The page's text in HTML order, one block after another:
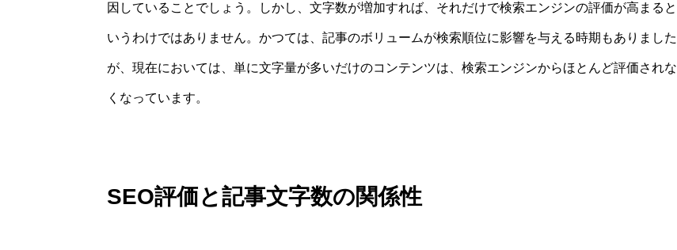
因していることでしょう。しかし、文字数が増加すれば、それだけで検索エンジンの評価が高まると
いうわけではありません。かつては、記事のボリュームが検索順位に影響を与える時期もありました
が、現在においては、単に文字量が多いだけのコンテンツは、検索エンジンからほとんど評価されな
くなっています。
SEO評価と記事文字数の関係性